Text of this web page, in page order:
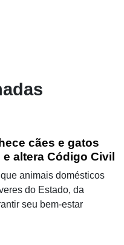
cães e gatos
altera Código Civil
animais domésticos
do Estado, da
seu bem-estar